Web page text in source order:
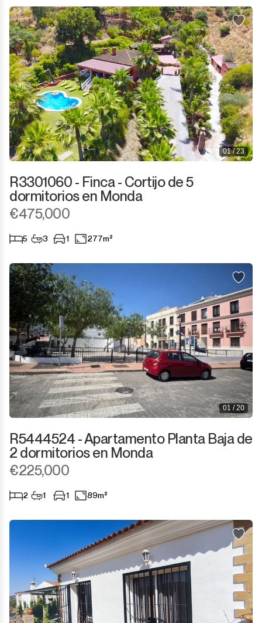
Sotogrande Puerto
Torreguadiaro
Valle Romano
Castellar de la Frontera
Jimena de la Frontera
Tarifa 01 / 23
R3301060 - Finca - Cortijo de 5
dormitorios en Monda
€475,000
5 3 1 277m²
01 / 20
R5444524 - Apartamento Planta Baja de
2 dormitorios en Monda
€225,000
2 1 1 89m²